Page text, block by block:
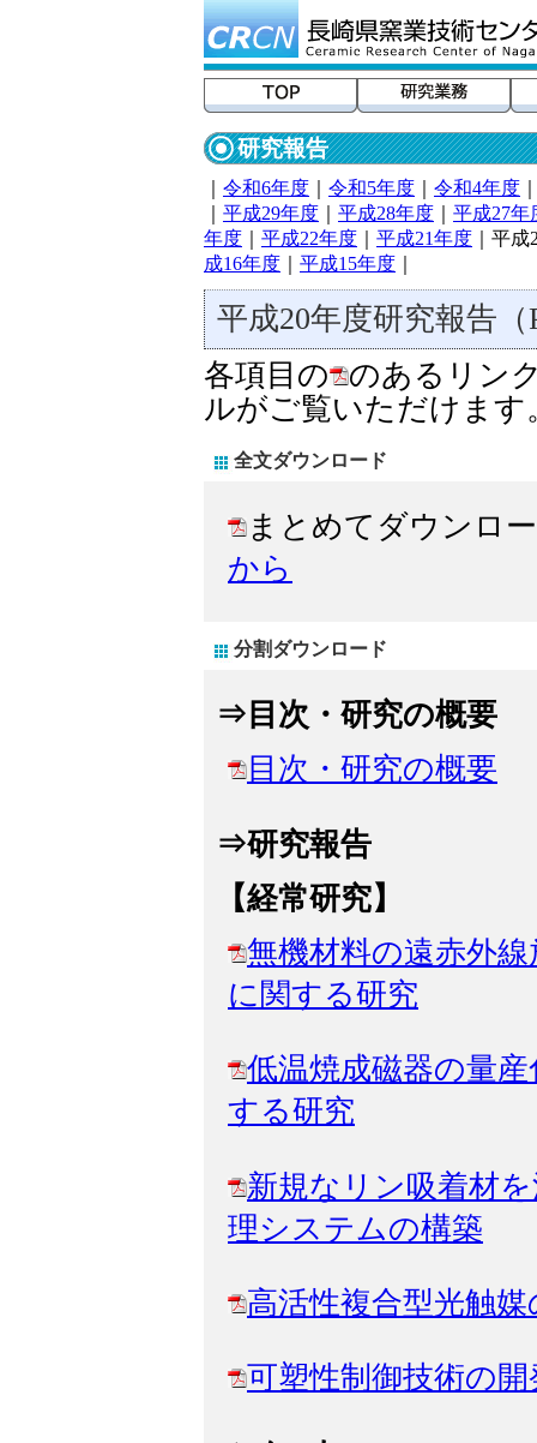
研究報告
令和6年度 令和5年度 令和4年度
平成29年度 平成28年度
平成27年
年度
平成22年度 平成21年度 ｜平
成16年度
平成15年度
平成20年度研究報告
各項目の
のあるリン
ルがご覧いただけます
全文ダウンロード
まとめてダウンロ
から
分割ダウンロード
⇒目次・研究の概要
目次・研究の概要
⇒研究報告
【経常研究】
無機材料の遠赤外
に関する研究
低温焼成磁器の量
する研究
新規なリン吸着材
理システムの構築
高活性複合型光触媒
可塑性制御技術の開